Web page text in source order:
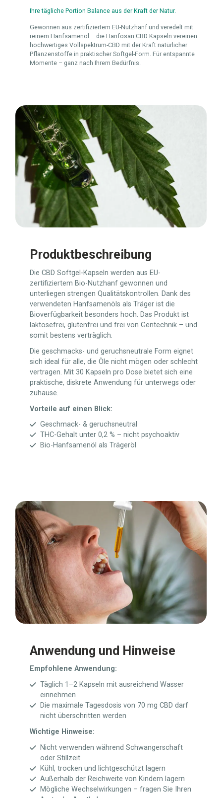
Ihre tägliche Portion Balance aus der Kraft der Natur.
Gewonnen aus zertifiziertem EU-Nutzhanf und veredelt mit
reinem Hanfsamenöl – die Hanfosan CBD Kapseln vereinen
hochwertiges Vollspektrum-CBD mit der Kraft natürlicher
Pflanzenstoffe in praktischer Softgel-Form. Für entspannte
Momente – ganz nach Ihrem Bedürfnis.
Produktbeschreibung
Die CBD Softgel-Kapseln werden aus EU-
zertifiziertem Bio-Nutzhanf gewonnen und
unterliegen strengen Qualitätskontrollen. Dank des
verwendeten Hanfsamenöls als Träger ist die
Bioverfügbarkeit besonders hoch. Das Produkt ist
laktosefrei, glutenfrei und frei von Gentechnik – und
somit bestens verträglich.
Die geschmacks- und geruchsneutrale Form eignet
sich ideal für alle, die Öle nicht mögen oder schlecht
vertragen. Mit 30 Kapseln pro Dose bietet sich eine
praktische, diskrete Anwendung für unterwegs oder
zuhause.
Vorteile auf einen Blick:
Geschmack- & geruchsneutral
THC-Gehalt unter 0,2 % – nicht psychoaktiv
Bio-Hanfsamenöl als Trägeröl
Anwendung und Hinweise
Empfohlene Anwendung:
Täglich 1–2 Kapseln mit ausreichend Wasser
einnehmen
Die maximale Tagesdosis von 70 mg CBD darf
nicht überschritten werden
Wichtige Hinweise:
Nicht verwenden während Schwangerschaft
oder Stillzeit
Kühl, trocken und lichtgeschützt lagern
Außerhalb der Reichweite von Kindern lagern
Mögliche Wechselwirkungen – fragen Sie Ihren